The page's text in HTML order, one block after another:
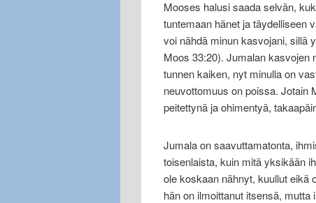
Mooses halusi saada selvän,
tuntemaan hänet ja täydelliseen
voi nähdä minun kasvojani, sillä
Moos 33:20). Jumalan kasvojen
tunnen kaiken, nyt minulla on
neuvottomuus on poissa. Jotain
peitettynä ja ohimentyä,
Jumala on saavuttamatonta,
toisenlaista, kuin mitä yksikään
ole koskaan nähnyt, kuullut eikä
hän on ilmoittanut itsensä,